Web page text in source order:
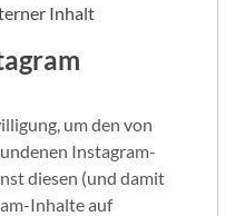
Inhalt
um den von
Instagram-
diesen (und damit
Inhalte auf